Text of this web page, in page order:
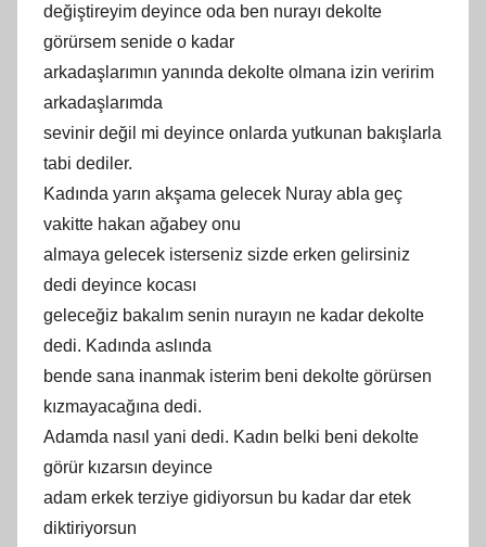
değiştireyim deyince oda ben nurayı dekolte
görürsem senide o kadar
arkadaşlarımın yanında dekolte olmana izin veririm
arkadaşlarımda
sevinir değil mi deyince onlarda yutkunan bakışlarla
tabi dediler.
Kadında yarın akşama gelecek Nuray abla geç
vakitte hakan ağabey onu
almaya gelecek isterseniz sizde erken gelirsiniz
dedi deyince kocası
geleceğiz bakalım senin nurayın ne kadar dekolte
dedi. Kadında aslında
bende sana inanmak isterim beni dekolte görürsen
kızmayacağına dedi.
Adamda nasıl yani dedi. Kadın belki beni dekolte
görür kızarsın deyince
adam erkek terziye gidiyorsun bu kadar dar etek
diktiriyorsun